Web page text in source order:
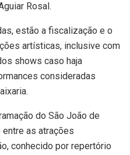
Rosal.
estão a fiscalização e o
artísticas, inclusive com
shows caso haja
consideradas
do São João de
entre as atrações
conhecido por repertório